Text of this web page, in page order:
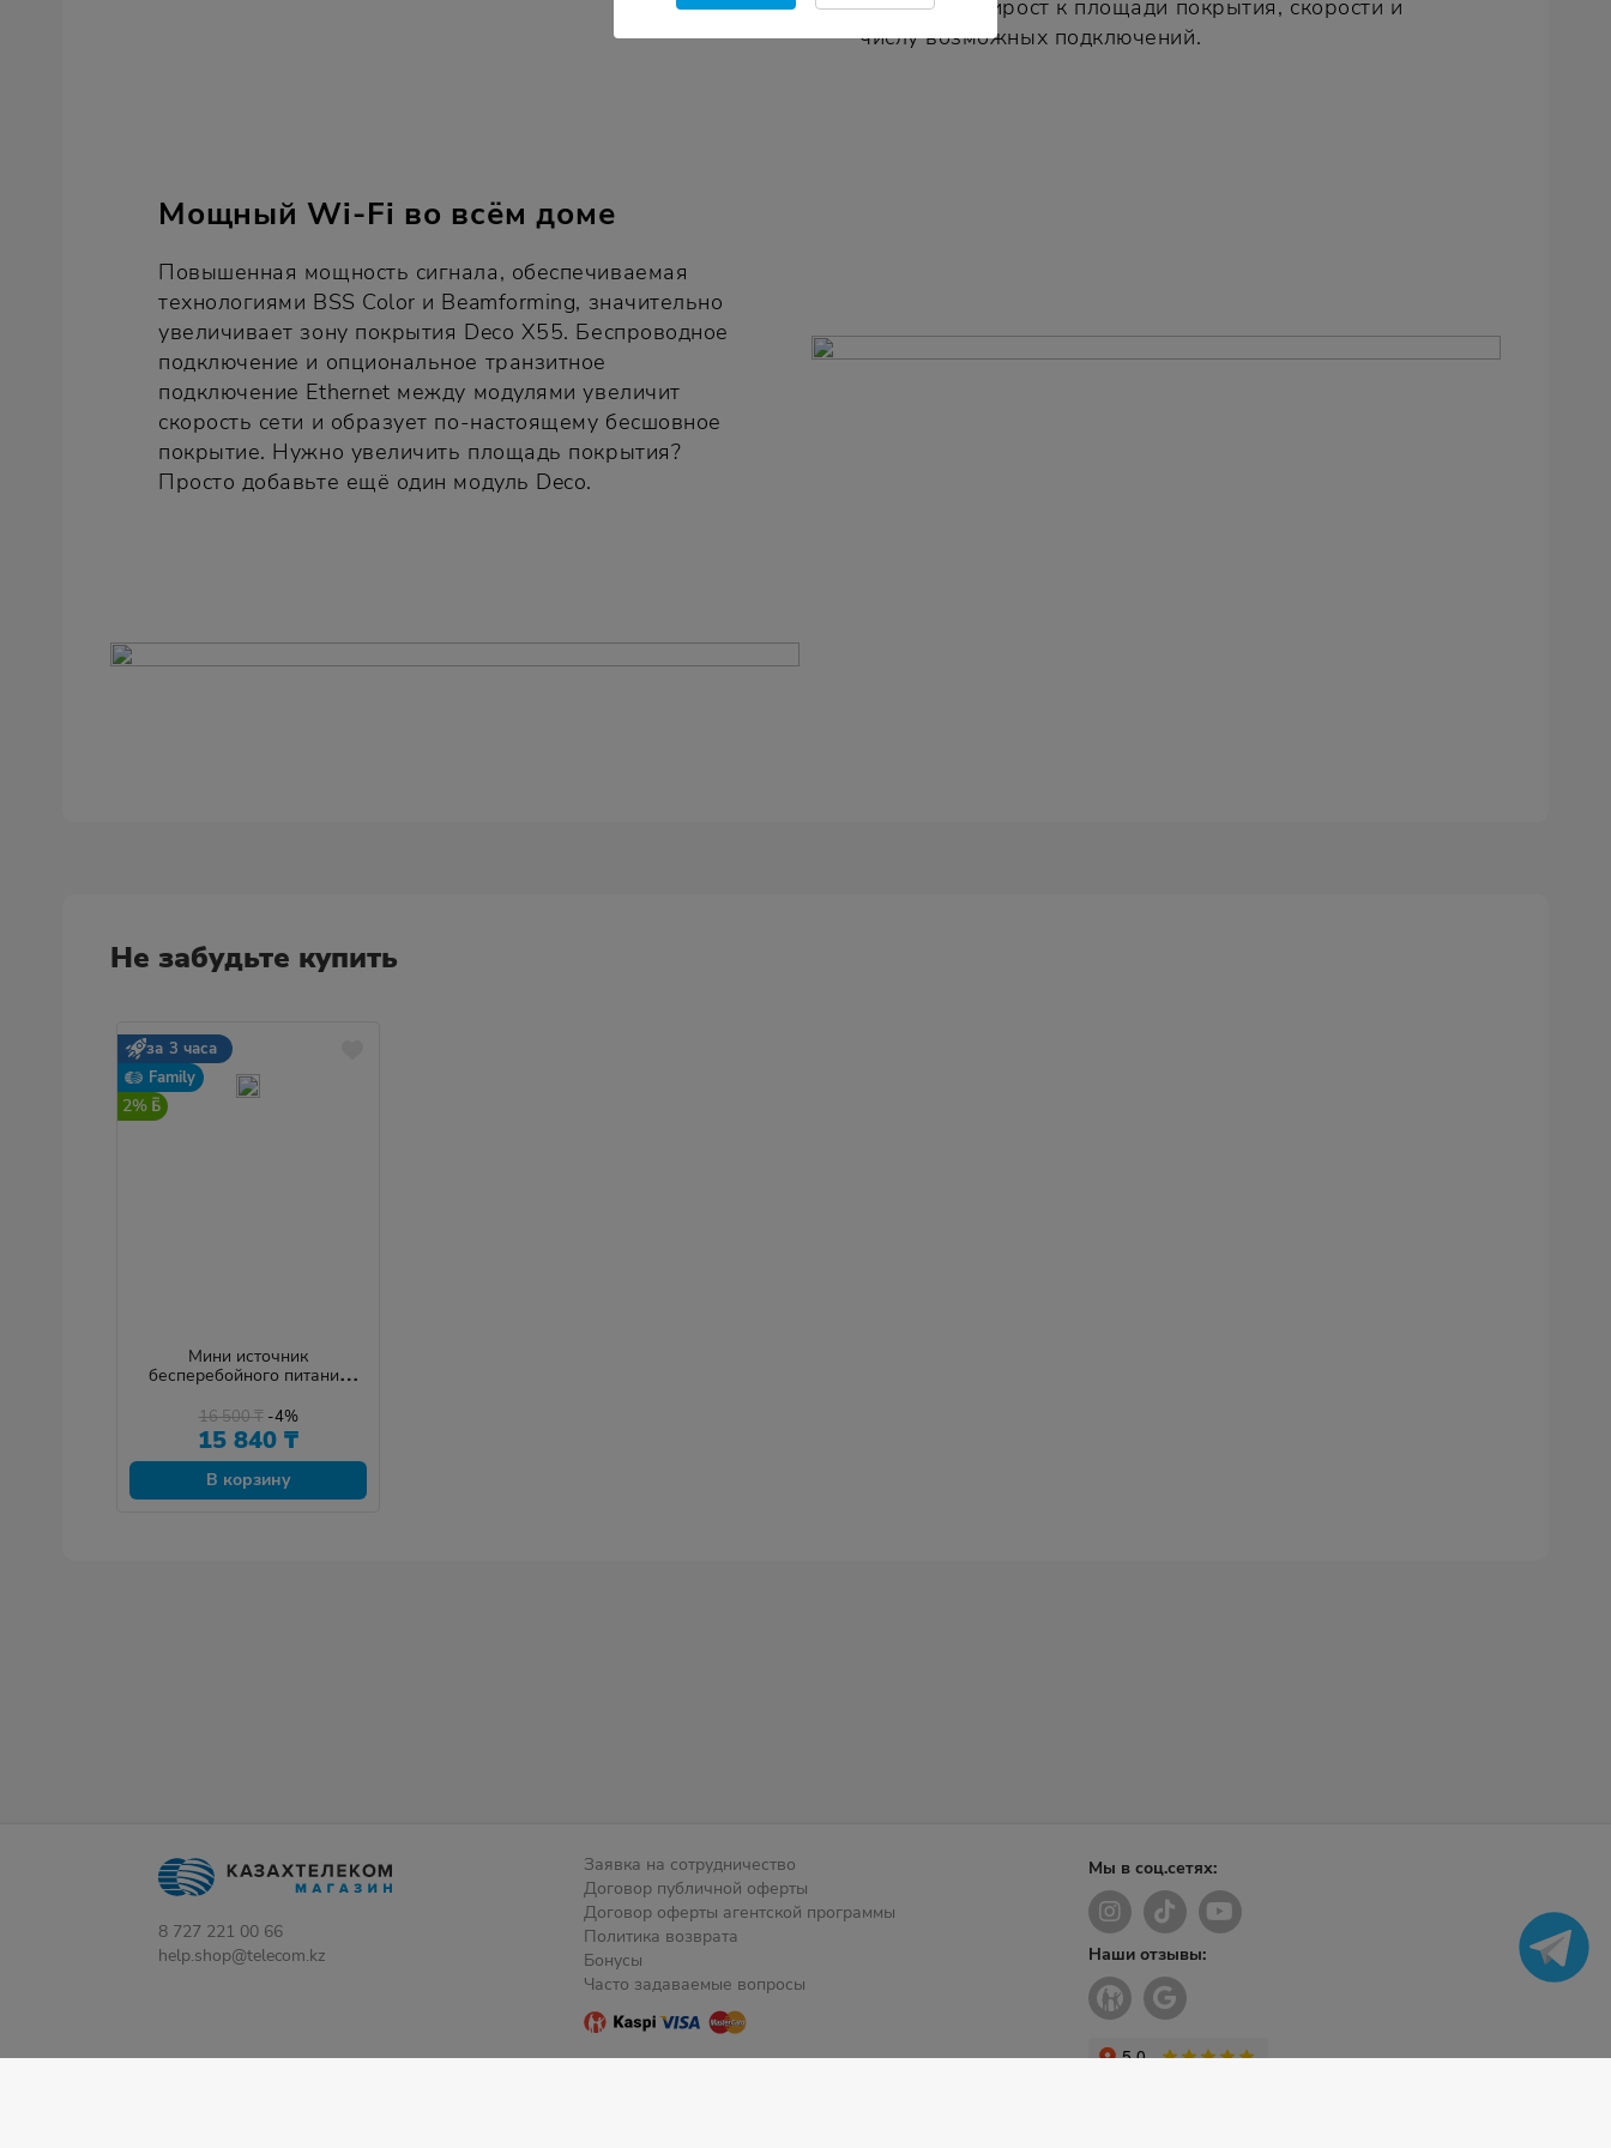
получить прирост к площади покрытия, скорости и
числу возможных подключений.
Мощный Wi-Fi во всём доме
Повышенная мощность сигнала, обеспечиваемая
технологиями BSS Color и Beamforming, значительно
увеличивает зону покрытия Deco X55. Беспроводное
подключение и опциональное транзитное
подключение Ethernet между модулями увеличит
скорость сети и образует по‑настоящему бесшовное
покрытие. Нужно увеличить площадь покрытия?
Просто добавьте ещё один модуль Deco.
Не забудьте купить
за 3 часа
Family
2%
Мини источник
бесперебойного питания
16 500₸ -4%
15 840 ₸
В корзину
8 727 221 00 66
help.shop@telecom.kz
Заявка на сотрудничество
Договор публичной оферты
Договор оферты агентской программы
Политика возврата
Бонусы
Часто задаваемые вопросы
Мы в соц.сетях:
Наши отзывы: